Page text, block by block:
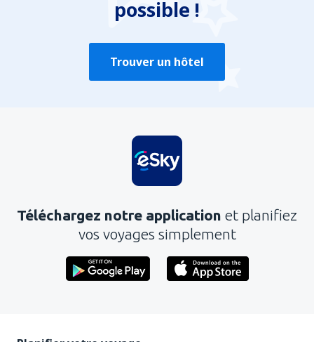
possible !
Trouver un hôtel
Téléchargez notre application et planifiez
vos voyages simplement